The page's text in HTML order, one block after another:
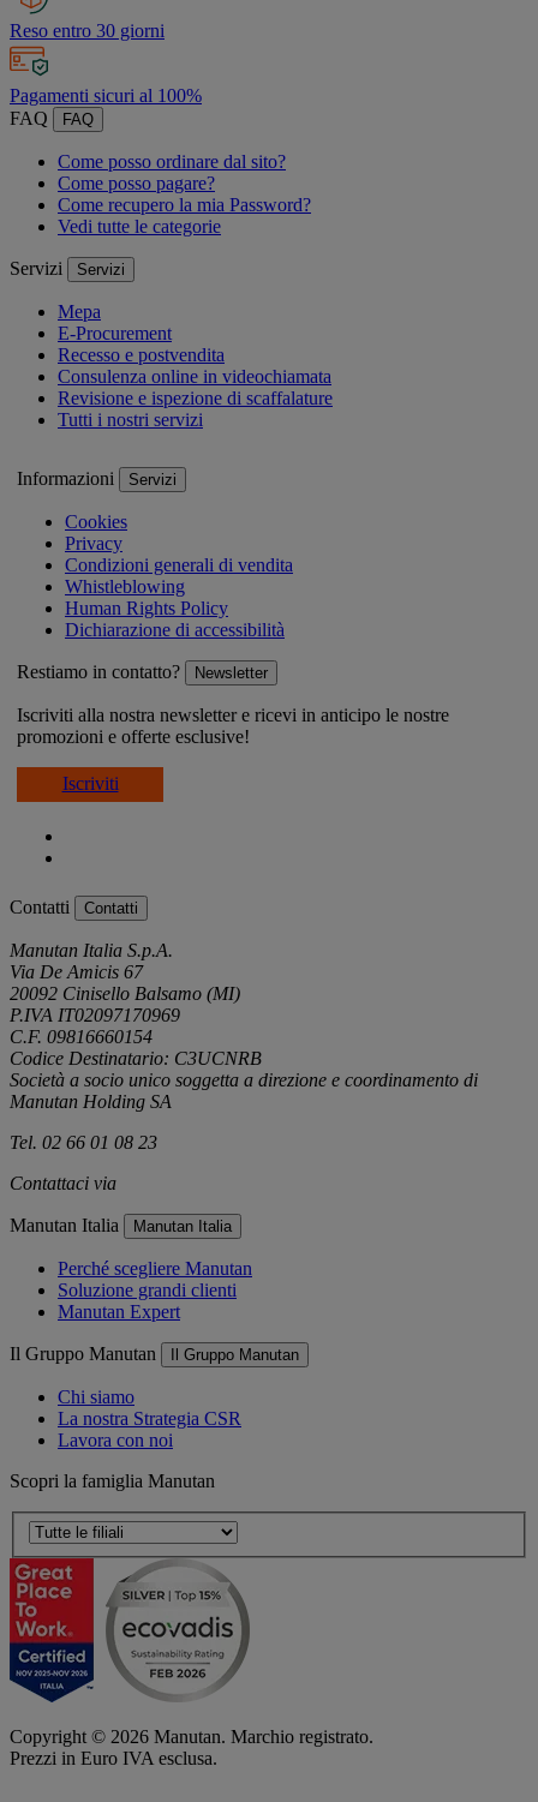
Reso entro 30 giorni
Pagamenti sicuri al 100%
FAQ
FAQ
Come posso ordinare dal sito?
Come posso pagare?
Come recupero la mia Password?
Vedi tutte le categorie
Servizi Servizi
Mepa
E-Procurement
Recesso e postvendita
Consulenza online in videochiamata
Revisione e ispezione di scaffalature
Tutti i nostri servizi
Informazioni Servizi
Cookies
Privacy
Condizioni generali di vendita
Whistleblowing
Human Rights Policy
Dichiarazione di accessibilità
Restiamo in contatto? Newsletter
Iscriviti alla nostra newsletter e ricevi in anticipo le nostre
promozioni e offerte esclusive!
Iscriviti
Contatti Contatti
Manutan Italia S.p.A.
Via De Amicis 67
20092 Cinisello Balsamo (MI)
P.IVA IT02097170969
C.F. 09816660154
Codice Destinatario: C3UCNRB
Società a socio unico soggetta a direzione e coordinamento di
Manutan Holding SA
Tel. 02 66 01 08 23
Contattaci via
Manutan Italia Manutan Italia
Perché scegliere Manutan
Soluzione grandi clienti
Manutan Expert
Il Gruppo Manutan Il Gruppo Manutan
Chi siamo
La nostra Strategia CSR
Lavora con noi
Scopri la famiglia Manutan
Copyright © 2026 Manutan. Marchio registrato.
Prezzi in Euro IVA esclusa.